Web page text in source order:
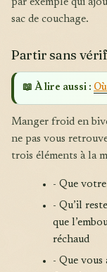
par exemple qui
sac de couchage.
Partir sans
📖 À lire aussi :
Manger froid en bivouac, ce n’est vraiment pas joyeux. Pour
ne pas vous
trois éléments à la
- Que votre
- Qu’il
que
réchaud
- Que